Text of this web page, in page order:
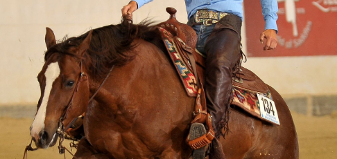
Im Qdee and I
Knowit